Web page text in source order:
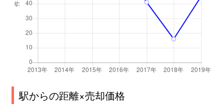
駅からの距離×売却価格